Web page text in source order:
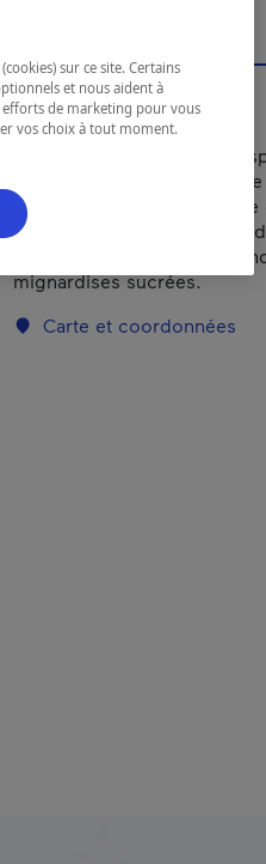
nouvelle fenêtre.
Un Goût de Miel, vous
monde des abeilles. Que
miel ou en participant à
La boutique de la miellerie
allant du miel, aromiel,
mignardises sucrées.
Carte et coordonnées
sur ce site. Certains
et nous aident à
de marketing pour vous
vos choix à tout moment.
nouvelle fenêtre.